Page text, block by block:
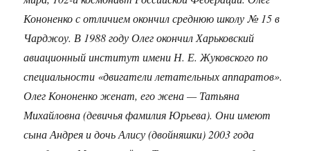
Кононенко с отличием окончил среднюю школу № 15 в
Чарджоу. В 1988 году Олег окончил Харьковский
авиационный институт имени Н. Е. Жуковского по
специальности «двигатели летательных аппаратов».
Олег Кононенко женат, его жена — Татьяна
Михайловна (девичья фамилия Юрьева). Они имеют
сына Андрея и дочь Алису (двойняшки) 2003 года